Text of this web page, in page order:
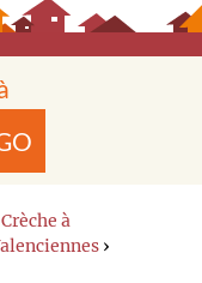
Crèche à
›